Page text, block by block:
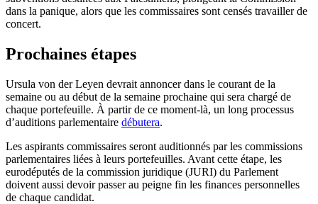
dans la panique, alors que les commissaires sont censés travailler de
concert.
Prochaines étapes
Ursula von der Leyen devrait annoncer dans le courant de la
semaine ou au début de la semaine prochaine qui sera chargé de
chaque portefeuille. À partir de ce moment-là, un long processus
d’auditions parlementaire débutera.
Les aspirants commissaires seront auditionnés par les commissions
parlementaires liées à leurs portefeuilles. Avant cette étape, les
eurodéputés de la commission juridique (JURI) du Parlement
doivent aussi devoir passer au peigne fin les finances personnelles
de chaque candidat.